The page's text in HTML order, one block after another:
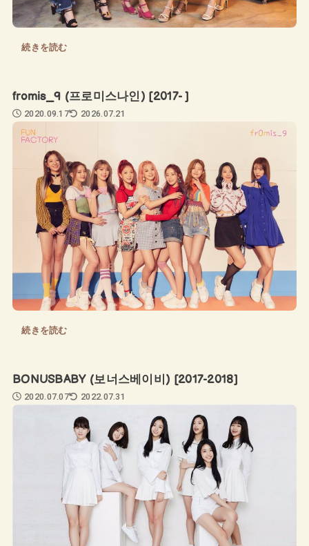
続きを読む
fromis_9 (프로미스나인) [2017- ]
2020.09.17 2026.07.21
続きを読む
BONUSBABY (보너스베이비) [2017-2018]
2020.07.07 2022.07.31